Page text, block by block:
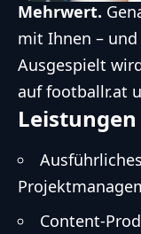
Mehrwert.
mit Ihnen –
Ausgespielt
auf footballr.at
Leistungen
Content-